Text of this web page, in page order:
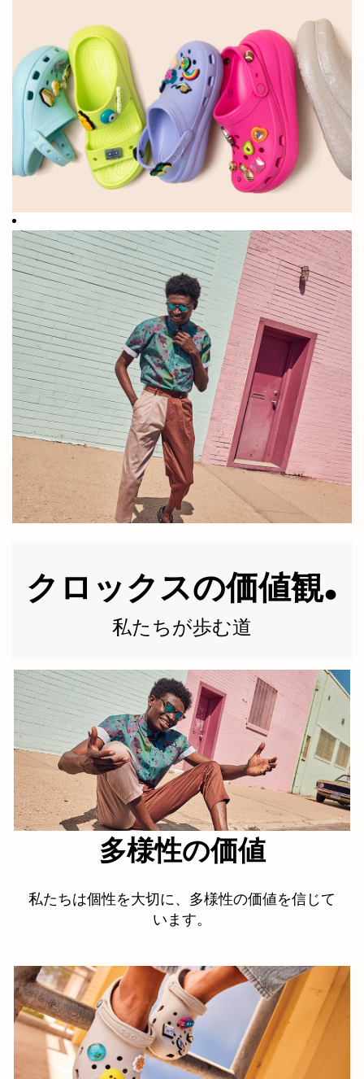
いと感じた方
もいるでしょ
う。
何億足もの靴
の販売を経た
今、当社は世
界を快適にし
ています。
+850mm
2002年の創
業以来、世界
中で販売され
ている靴
+85
クロックスが
販売されてい
る世界の国々
+5900
本社、支社、
小売店、物流
センターなど
世界中の従業
員
クロックスの価値観.
私たちが歩む道
多様性の価値
私たちは個性を大切に、多様性の価値を信じて
います。